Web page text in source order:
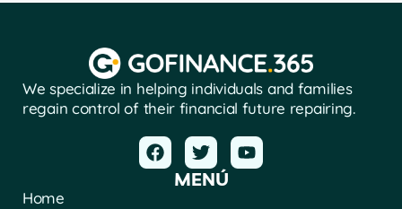
We specialize in helping individuals and families
regain control of their financial future repairing.
MENÚ
Home